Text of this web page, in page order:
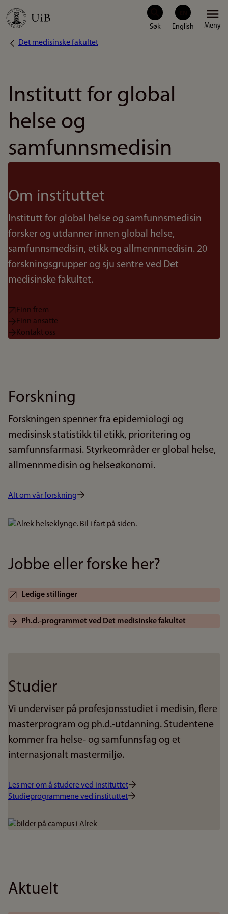
Hopp
Meny
Navigasjonssti
Det medisinske fakultet
Institutt for global
helse og
samfunnsmedisin
Om instituttet
Institutt for global helse og samfunnsmedisin
forsker og utdanner innen global helse,
samfunnsmedisin, etikk og allmennmedisin. 20
forskningsgrupper og sju sentre ved Det
medisinske fakultet.
Finn frem
Finn ansatte
Kontakt oss
Forskning
Forskningen spenner fra epidemiologi og
medisinsk statistikk til etikk, prioritering og
samfunnsfarmasi. Styrkeområder er global helse,
allmennmedisin og helseøkonomi.
Alt om vår forskning
Bilde
Jobbe eller forske her?
Ledige stillinger
Ph.d.-programmet ved Det medisinske fakultet
Studier
Vi underviser på profesjonsstudiet i medisin, flere
masterprogram og ph.d.-utdanning. Studentene
kommer fra helse- og samfunnsfag og et
internasjonalt mastermiljø.
Les mer om å studere ved instituttet
Studieprogrammene ved instituttet
Bilde
Aktuelt